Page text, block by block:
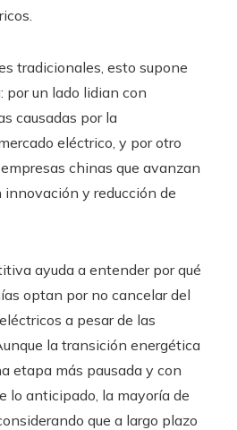
tradicionales, esto supone
por un lado lidian con
causadas por la
eléctrico, y por otro
chinas que avanzan
y reducción de
ayuda a entender por qué
optan por no cancelar del
a pesar de las
la transición energética
etapa más pausada y con
lo anticipado, la mayoría de
que a largo plazo